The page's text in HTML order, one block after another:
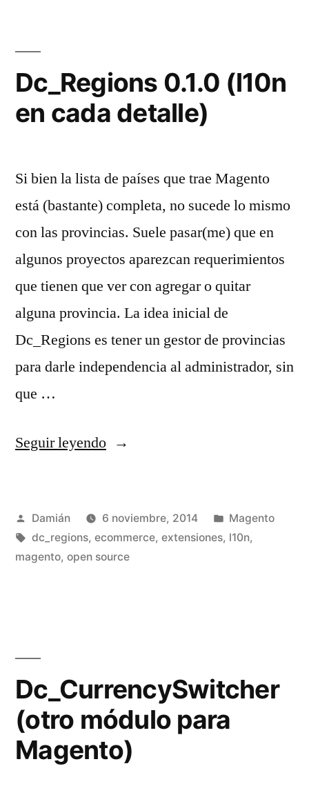
Dc_Regions 0.1.0 (l10n
en cada detalle)
Si bien la lista de países que trae Magento
está (bastante) completa, no sucede lo mismo
con las provincias. Suele pasar(me) que en
algunos proyectos aparezcan requerimientos
que tienen que ver con agregar o quitar
alguna provincia. La idea inicial de
Dc_Regions es tener un gestor de provincias
para darle independencia al administrador, sin
que …
Seguir leyendo«Dc_Regions
en
Publicado
por
Damián 6 noviembre, 2014
Publicado
en
Magento
Etiquetas:
dc_regions, ecommerce, extensiones, l10n,
magento, open source
Dc_CurrencySwitcher
(otro módulo para
Magento)